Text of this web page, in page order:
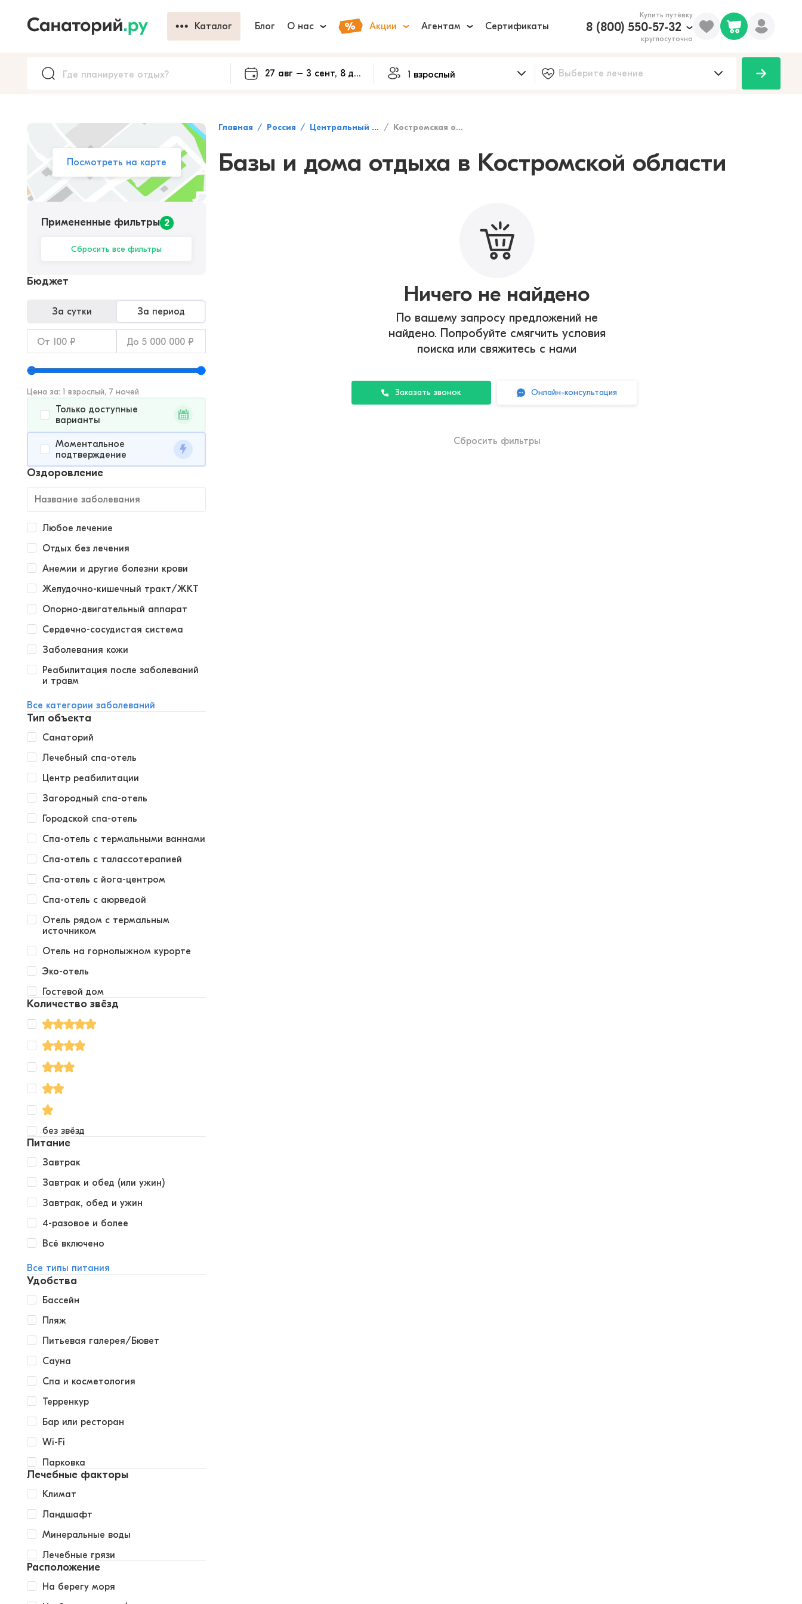
Каталог Блог О нас Акции Агентам Сертификаты
Купить путёвку
8 (800) 550-57-32
круглосуточно
Посмотреть на карте
Примененные фильтры 2
Сбросить все фильтры
Бюджет
За сутки За период
Цена за: 1 взрослый, 7 ночей
Только доступные
варианты
Моментальное
подтверждение
Оздоровление
Любое лечение
Отдых без лечения
Анемии и другие болезни крови
Желудочно-кишечный тракт/ЖКТ
Опорно-двигательный аппарат
Сердечно-сосудистая система
Заболевания кожи
Реабилитация после заболеваний
и травм
Все категории заболеваний
Тип объекта
Санаторий
Лечебный спа-отель
Центр реабилитации
Загородный спа-отель
Городской спа-отель
Спа-отель с термальными ваннами
Спа-отель с талассотерапией
Спа-отель с йога-центром
Спа-отель с аюрведой
Отель рядом с термальным
источником
Отель на горнолыжном курорте
Эко-отель
Гостевой дом
Количество звёзд
без звёзд
Питание
Завтрак
Завтрак и обед (или ужин)
Завтрак, обед и ужин
4-разовое и более
Всё включено
Все типы питания
Удобства
Бассейн
Пляж
Питьевая галерея/Бювет
Сауна
Спа и косметология
Терренкур
Бар или ресторан
Wi-Fi
Парковка
Лечебные факторы
Климат
Ландшафт
Минеральные воды
Лечебные грязи
Расположение
На берегу моря
Главная Россия Центральный федеральный округ Костромская область
Базы и дома отдыха в Костромской области
Ничего не найдено
По вашему запросу предложений не
найдено. Попробуйте смягчить условия
поиска или свяжитесь с нами
Заказать звонок Онлайн-консультация
Сбросить фильтры